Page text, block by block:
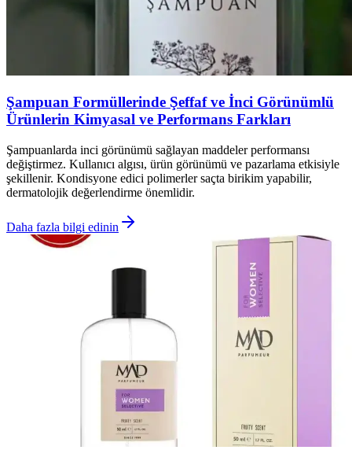
Şampuan Formüllerinde Şeffaf ve İnci Görünümlü
Ürünlerin Kimyasal ve Performans Farkları
Şampuanlarda inci görünümü sağlayan maddeler performansı
değiştirmez. Kullanıcı algısı, ürün görünümü ve pazarlama etkisiyle
şekillenir. Kondisyone edici polimerler saçta birikim yapabilir,
dermatolojik değerlendirme önemlidir.
Daha fazla bilgi edinin